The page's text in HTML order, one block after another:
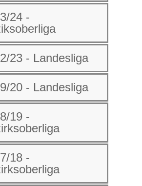
24 -
23 - Landesliga
20 - Landesliga
19 -
18 -